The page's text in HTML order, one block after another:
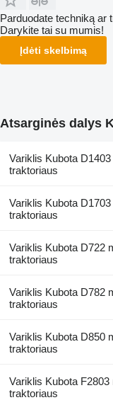
Parduodate techniką ar
Darykite tai su mumis!
Įdėti skelbimą
Atsarginės dalys
Variklis Kubota
traktoriaus
Variklis Kubota
traktoriaus
Variklis Kubota D722
traktoriaus
Variklis Kubota D782
traktoriaus
Variklis Kubota D850
traktoriaus
Variklis Kubota F2803
traktoriaus